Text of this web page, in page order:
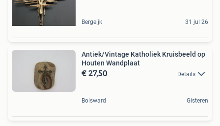
Bergeijk 31 jul 26
Antiek/Vintage Katholiek Kruisbeeld op
Houten Wandplaat
€ 27,50 Details
Bolsward Gisteren